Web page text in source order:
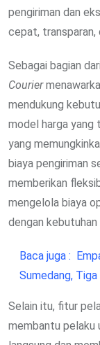
pengiriman dan
cepat, transparan,
Sebagai bagian
Courier
mendukung
model harga yang
yang
biaya pengiriman
memberikan
mengelola biaya
dengan kebutuhan
Baca juga :
Sumedang,
Selain itu, fitur
membantu pelaku